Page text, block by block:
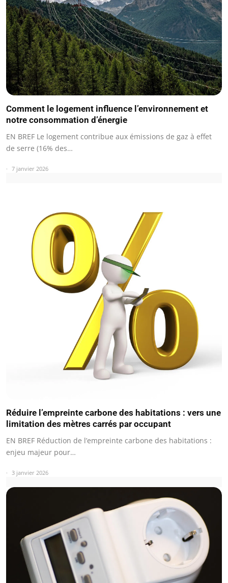
Comment le logement influence l’environnement et
notre consommation d’énergie
EN BREF Le logement contribue aux émissions de gaz à effet
de serre (16% des…
7 janvier 2026
Réduire l’empreinte carbone des habitations : vers une
limitation des mètres carrés par occupant
EN BREF Réduction de l’empreinte carbone des habitations :
enjeu majeur pour…
3 janvier 2026